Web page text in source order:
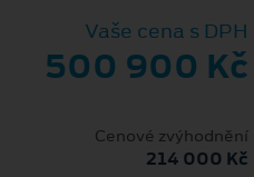
Vaše cena s DPH
500 900 Kč
Cenové zvýhodnění
214 000 Kč